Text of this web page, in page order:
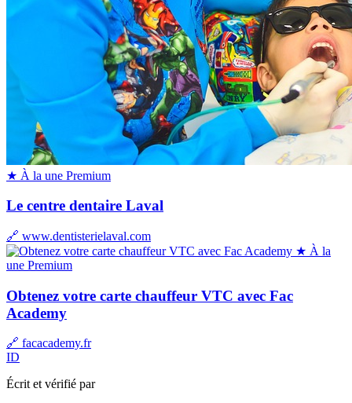
★ À la une Premium
Le centre dentaire Laval
🔗 www.dentisterielaval.com
★ À la
une Premium
Obtenez votre carte chauffeur VTC avec Fac
Academy
🔗 facacademy.fr
ID
Écrit et vérifié par